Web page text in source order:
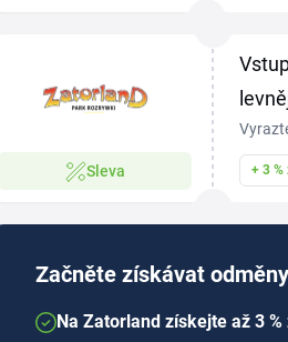
Sleva + 3 %
Začněte získávat
Na Zatorland získejte až 3